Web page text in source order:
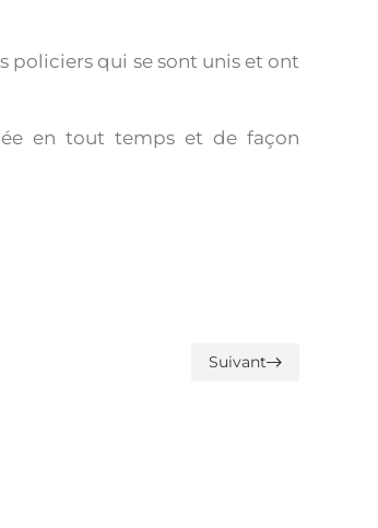
policiers qui se sont unis et ont
en tout temps et de façon
Suivant